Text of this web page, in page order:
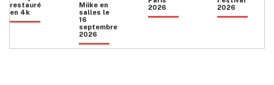
restauré
en 4k
Miike en
salles le
16
septembre
2026
2026
2026